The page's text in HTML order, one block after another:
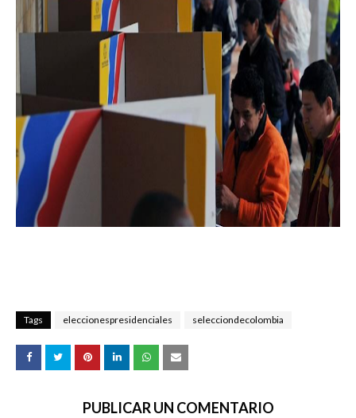
Tags eleccionespresidenciales selecciondecolombia
PUBLICAR UN COMENTARIO